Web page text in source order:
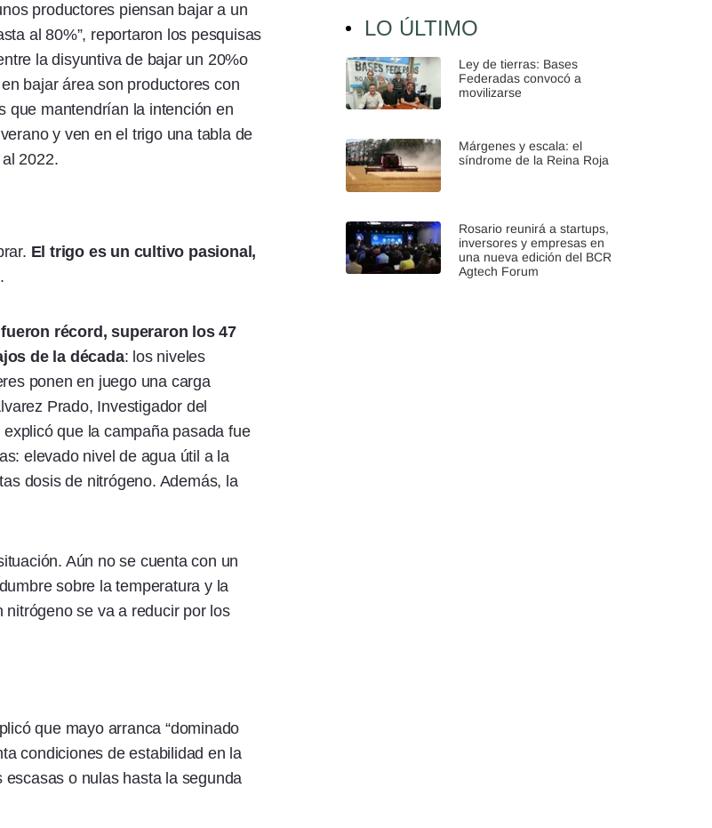
productores piensan bajar a un
al 80%”, reportaron los pesquisas
la disyuntiva de bajar un 20%o
bajar área son productores con
que mantendrían la intención en
y ven en el trigo una tabla de
2022.
El trigo es un cultivo pasional,
récord, superaron los 47
de la década: los niveles
ponen en juego una carga
Prado, Investigador del
que la campaña pasada fue
elevado nivel de agua útil a la
dosis de nitrógeno. Además, la
Aún no se cuenta con un
sobre la temperatura y la
se va a reducir por los
que mayo arranca “dominado
condiciones de estabilidad en la
o nulas hasta la segunda
LO ÚLTIMO
Ley de tierras: Bases
Federadas convocó a
movilizarse
Márgenes y escala: el
síndrome de la Reina Roja
Rosario reunirá a startups,
inversores y empresas en
una nueva edición del BCR
Agtech Forum